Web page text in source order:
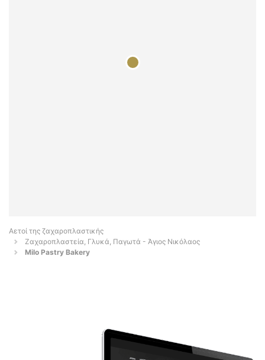
Αετοί της ζαχαροπλαστικής
Ζαχαροπλαστεία, Γλυκά, Παγωτά - Άγιος Νικόλαος
Milo Pastry Bakery